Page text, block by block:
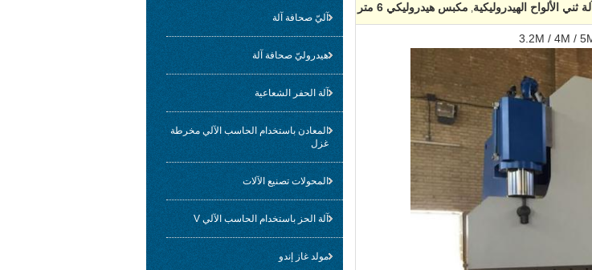
آليّ صحافة آلة
هيدروليّ صحافة آلة
آلة الحفر الشعاعية
المعادن باستخدام الحاسب الآلي مخرطة
غزل
المحولات تصنيع الآلات
آلة الحز باستخدام الحاسب الآلي V
مولد غاز إندو
آلة ثني الألواح الهيدروليكية, مكبس هيدروليكي 6 متر